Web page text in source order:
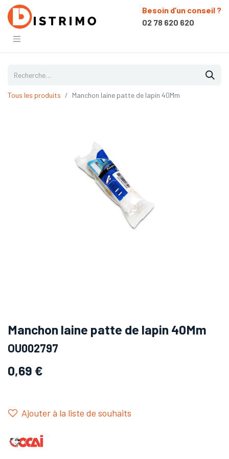
Besoin d’un conseil ?
02 78 620 620
Tous les produits Manchon laine patte de lapin 40Mm
Manchon laine patte de lapin 40Mm
OU002797
0,69 €
Ajouter à la liste de souhaits